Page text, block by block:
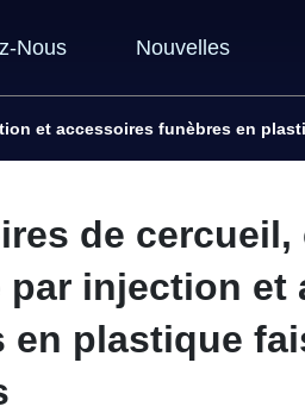
Nous Nouvelles
et accessoires funèbres en
de cercueil,
par injection et
en plastique